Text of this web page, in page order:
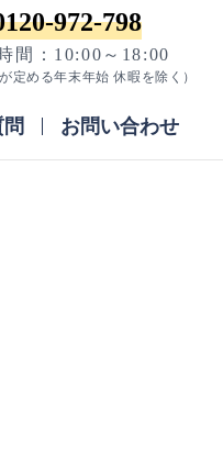
972-798
間：10:00～18:00
が定める年末年始 休暇を除く）
お問い合わせ